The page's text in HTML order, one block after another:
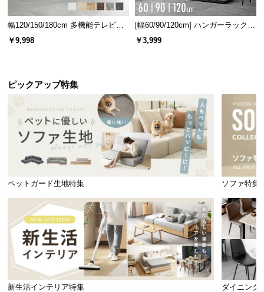
幅120/150/180cm 多機能テレビボ
ード 木目/石目調 オープン収納・
￥9,998
[幅60/90/120cm] ハンガーラック
スチール 4段階高さ調節 サイドフ
￥3,999
ピックアップ特集
ペットガード生地特集 ソファ特集
新生活インテリア特集 ダイニング